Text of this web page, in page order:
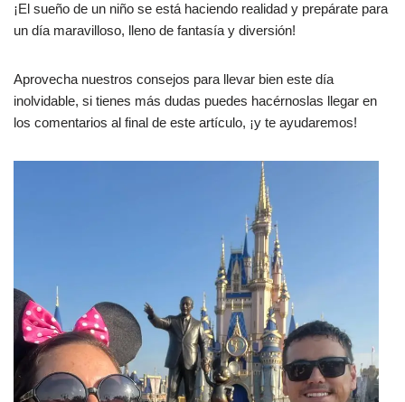
¡El sueño de un niño se está haciendo realidad y prepárate para
un día maravilloso, lleno de fantasía y diversión!
Aprovecha nuestros consejos para llevar bien este día
inolvidable, si tienes más dudas puedes hacérnoslas llegar en
los comentarios al final de este artículo, ¡y te ayudaremos!